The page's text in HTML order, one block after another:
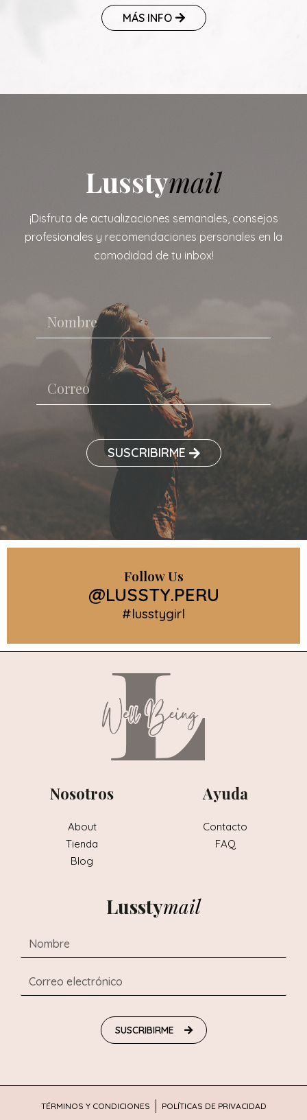
MÁS INFO
Lusstymail
¡Disfruta de actualizaciones semanales, consejos
profesionales y recomendaciones personales en la
comodidad de tu inbox!
SUSCRIBIRME
Follow Us
@LUSSTY.PERU
#lusstygirl
Lusstymail
SUSCRIBIRME
Nosotros
About
Tienda
Blog
Ayuda
Contacto
FAQ
TÉRMINOS Y CONDICIONES POLÍTICAS DE PRIVACIDAD